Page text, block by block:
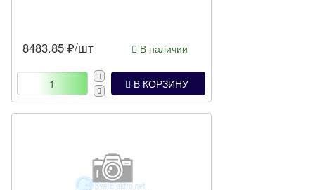
8483.85 ₽/шт В наличии
В КОРЗИНУ